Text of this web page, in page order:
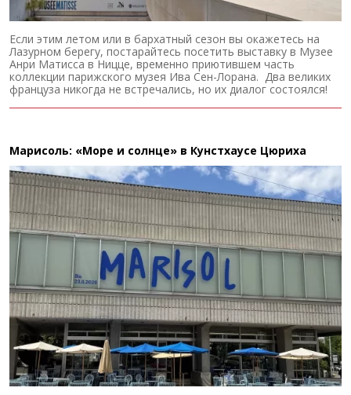
Если этим летом или в бархатный сезон вы окажетесь на
Лазурном берегу, постарайтесь посетить выставку в Музее
Анри Матисса в Ницце, временно приютившем часть
коллекции парижского музея Ива Сен-Лорана. Два великих
француза никогда не встречались, но их диалог состоялся!
Марисоль: «Море и солнце» в Кунстхаусе Цюриха